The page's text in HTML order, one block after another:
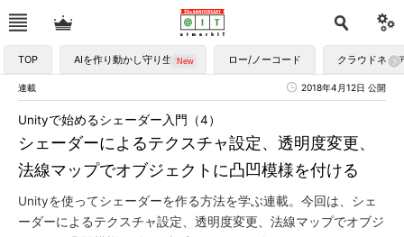
TOP AIを作り動かし守り生かす ロー/ノーコード クラウドネイ
連載 2018年4月12日 公開
シェーダーによるテクスチャ設定、透明度変更、
法線マップでオブジェクトに凸凹模様を付ける
Unityで始めるシェーダー入門（4）
Unityを使ってシェーダーを作る方法を学ぶ連載。今回は、シェ
ーダーによるテクスチャ設定、透明度変更、法線マップでオブジ